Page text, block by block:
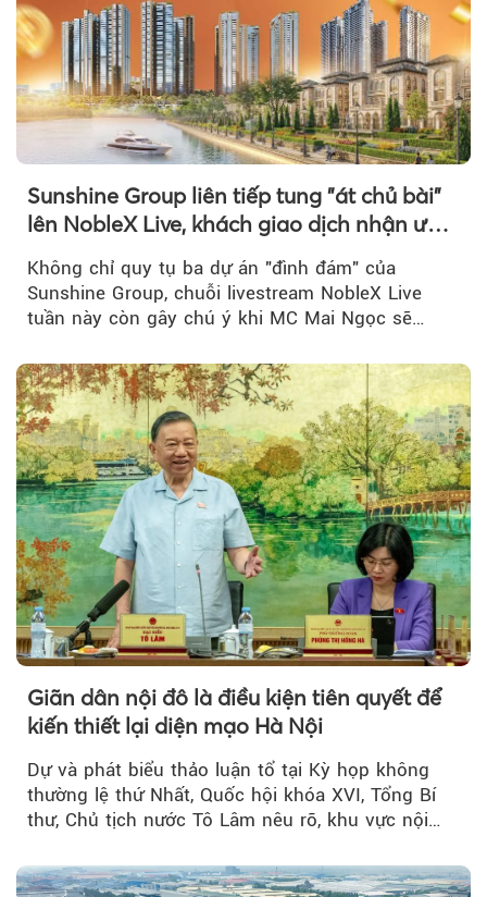
Sunshine Group liên tiếp tung "át chủ bài"
lên NobleX Live, khách giao dịch nhận ưu
Không chỉ quy tụ ba dự án "đình đám" của
Sunshine Group, chuỗi livestream NobleX Live
tuần này còn gây chú ý khi MC Mai Ngọc sẽ
Giãn dân nội đô là điều kiện tiên quyết để
kiến thiết lại diện mạo Hà Nội
Dự và phát biểu thảo luận tổ tại Kỳ họp không
thường lệ thứ Nhất, Quốc hội khóa XVI, Tổng Bí
thư, Chủ tịch nước Tô Lâm nêu rõ, khu vực nội